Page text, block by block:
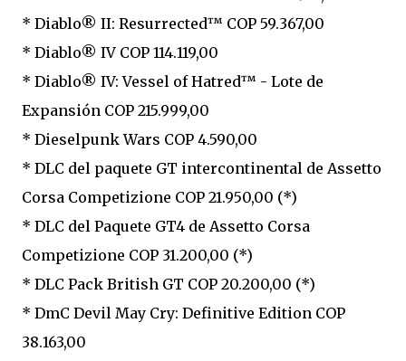
* Diablo® II: Resurrected™ COP 59.367,00
* Diablo® IV COP 114.119,00
* Diablo® IV: Vessel of Hatred™ - Lote de
Expansión COP 215.999,00
* Dieselpunk Wars COP 4.590,00
* DLC del paquete GT intercontinental de Assetto
Corsa Competizione COP 21.950,00 (*)
* DLC del Paquete GT4 de Assetto Corsa
Competizione COP 31.200,00 (*)
* DLC Pack British GT COP 20.200,00 (*)
* DmC Devil May Cry: Definitive Edition COP
38.163,00